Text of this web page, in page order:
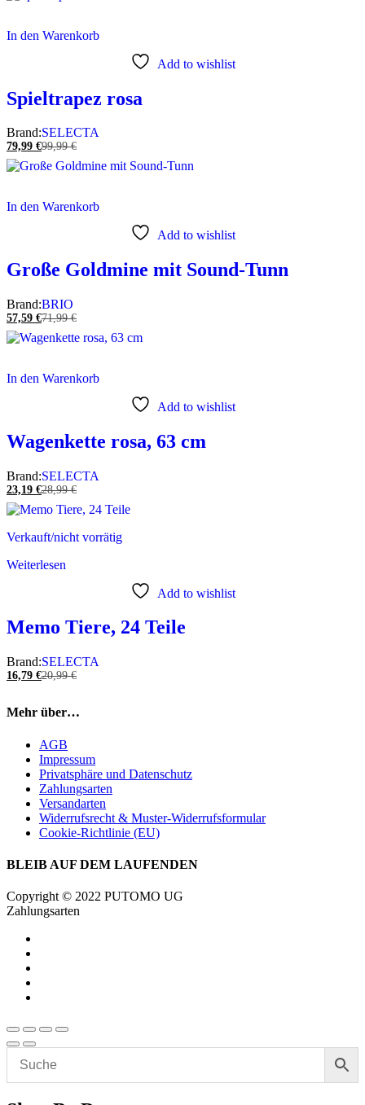
In den Warenkorb
Add to wishlist
Spieltrapez rosa
Brand:SELECTA
79,99 €99,99€
In den Warenkorb
Add to wishlist
Große Goldmine mit Sound-Tunn
Brand:BRIO
57,59 €71,99€
In den Warenkorb
Add to wishlist
Wagenkette rosa, 63 cm
Brand:SELECTA
23,19 €28,99€
Verkauft/nicht vorrätig
Weiterlesen
Add to wishlist
Memo Tiere, 24 Teile
Brand:SELECTA
16,79 €20,99€
Mehr über…
AGB
Impressum
Privatsphäre und Datenschutz
Zahlungsarten
Versandarten
Widerrufsrecht & Muster-Widerrufsformular
Cookie-Richtlinie (EU)
BLEIB AUF DEM LAUFENDEN
Copyright © 2022 PUTOMO UG
Zahlungsarten